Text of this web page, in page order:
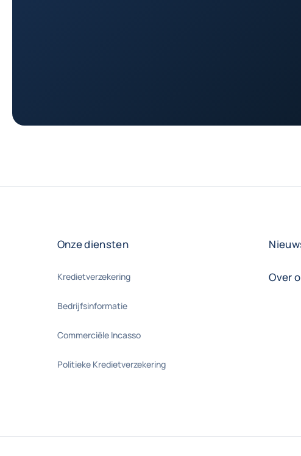
Onze diensten
Kredietverzekering
Bedrijfsinformatie
Commerciële Incasso
Politieke Kredietverzekering
Over